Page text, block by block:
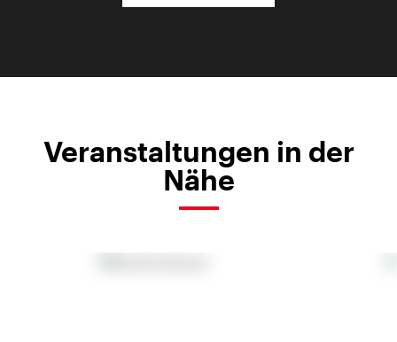
Veranstaltungen in der
Nähe